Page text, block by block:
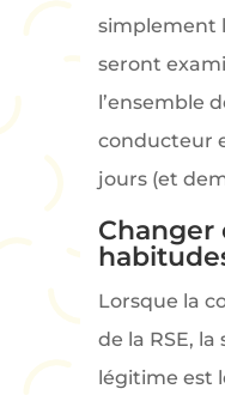
simplement
seront
l’ensemble
conducteur
jours (et
Changer
Lorsque la
de la RSE,
légitime est